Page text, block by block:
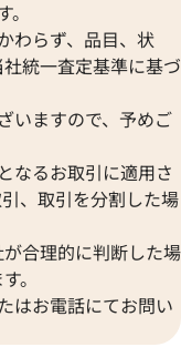
ルイヴィトン カ
参考買取価格
26,000円
2026年3月17日時
わらず、品目、状
統一査定基準に基づ
いますので、予めご
なるお取引に適用さ
、取引を分割した場
合理的に判断した場
。
はお電話にてお問い